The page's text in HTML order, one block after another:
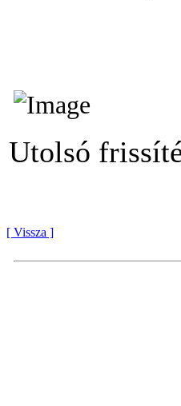
Utolsó
[ Vissza ]